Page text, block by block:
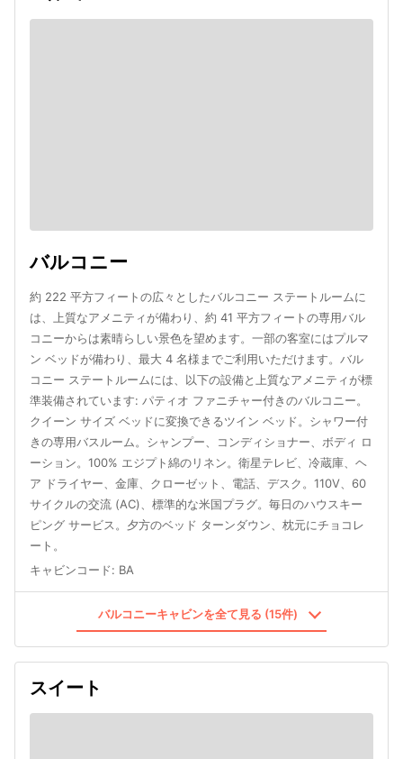
バルコニー
約 222 平方フィートの広々としたバルコニー ステートルームに
は、上質なアメニティが備わり、約 41 平方フィートの専用バル
コニーからは素晴らしい景色を望めます。一部の客室にはプルマ
ン ベッドが備わり、最大 4 名様までご利用いただけます。バル
コニー ステートルームには、以下の設備と上質なアメニティが標
準装備されています: パティオ ファニチャー付きのバルコニー。
クイーン サイズ ベッドに変換できるツイン ベッド。シャワー付
きの専用バスルーム。シャンプー、コンディショナー、ボディ ロ
ーション。100% エジプト綿のリネン。衛星テレビ、冷蔵庫、ヘ
ア ドライヤー、金庫、クローゼット、電話、デスク。110V、60
サイクルの交流 (AC)、標準的な米国プラグ。毎日のハウスキー
ピング サービス。夕方のベッド ターンダウン、枕元にチョコレ
ート。
キャビンコード: BA
バルコニーキャビンを全て見る (15件)
スイート